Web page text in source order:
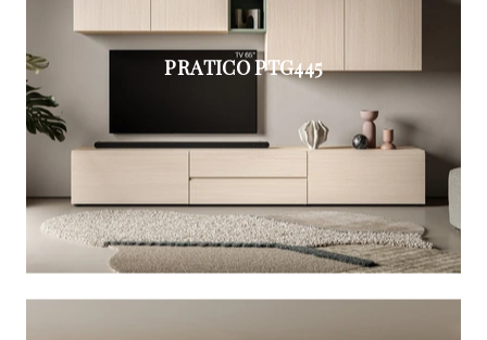
PRATICO PTG445